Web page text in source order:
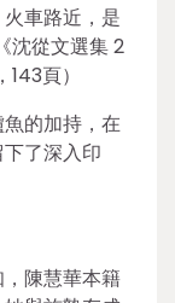
車路近，是
沈從文選集 2
頁）
的加持，在
了深入印
陳慧華本籍